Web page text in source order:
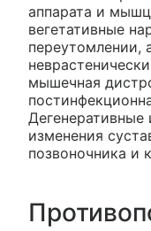
аппарата и
вегетативные
переутомлении,
мышечная
изменения
позвоночника и